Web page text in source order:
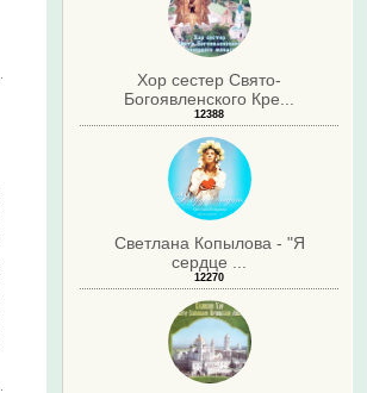
Хор сестер Свято-
Богоявленского Кре...
12388
Светлана Копылова - "Я
сердце ...
12270